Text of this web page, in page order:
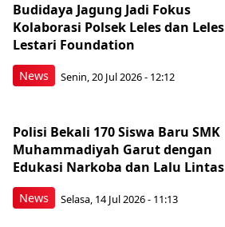
News
Budidaya Jagung Jadi Fokus
Kolaborasi Polsek Leles dan Leles
Lestari Foundation
Senin, 20 Jul 2026 - 12:12
News
Polisi Bekali 170 Siswa Baru SMK
Muhammadiyah Garut dengan
Edukasi Narkoba dan Lalu Lintas
Selasa, 14 Jul 2026 - 11:13